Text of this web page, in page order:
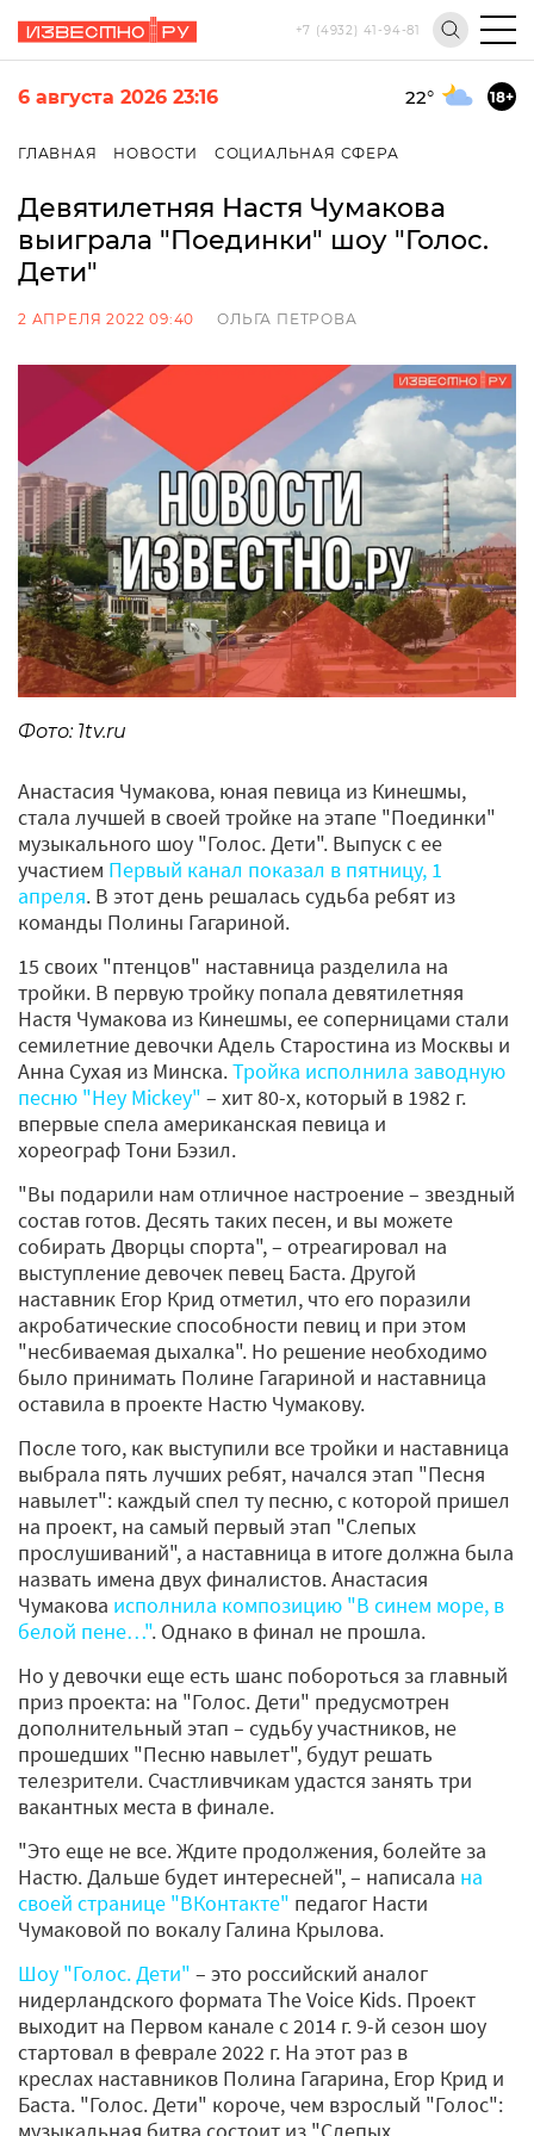
+7 (4932) 41-94-81
6 августа 2026 23:16 22° 18+
ГЛАВНАЯ НОВОСТИ СОЦИАЛЬНАЯ СФЕРА
Девятилетняя Настя Чумакова
выиграла "Поединки" шоу "Голос.
Дети"
2 АПРЕЛЯ 2022 09:40 ОЛЬГА ПЕТРОВА
Фото: 1tv.ru
Анастасия Чумакова, юная певица из Кинешмы,
стала лучшей в своей тройке на этапе "Поединки"
музыкального шоу "Голос. Дети". Выпуск с ее
участием Первый канал показал в пятницу, 1
апреля. В этот день решалась судьба ребят из
команды Полины Гагариной.
15 своих "птенцов" наставница разделила на
тройки. В первую тройку попала девятилетняя
Настя Чумакова из Кинешмы, ее соперницами стали
семилетние девочки Адель Старостина из Москвы и
Анна Сухая из Минска.Тройка исполнила заводную
песню "Hey Mickey" – хит 80-х, который в 1982 г.
впервые спела американская певица и
хореограф Тони Бэзил.
"Вы подарили нам отличное настроение – звездный
состав готов. Десять таких песен, и вы можете
собирать Дворцы спорта", – отреагировал на
выступление девочек певец Баста. Другой
наставник Егор Крид отметил, что его поразили
акробатические способности певиц и при этом
"несбиваемая дыхалка". Но решение необходимо
было принимать Полине Гагариной и наставница
оставила в проекте Настю Чумакову.
После того, как выступили все тройки и наставница
выбрала пять лучших ребят, начался этап "Песня
навылет": каждый спел ту песню, с которой пришел
на проект, на самый первый этап "Слепых
прослушиваний", а наставница в итоге должна была
назвать имена двух финалистов. Анастасия
Чумакова исполнила композицию "В синем море, в
белой пене…". Однако в финал не прошла.
Но у девочки еще есть шанс побороться за главный
приз проекта: на "Голос. Дети" предусмотрен
дополнительный этап – судьбу участников, не
прошедших "Песню навылет", будут решать
телезрители. Счастливчикам удастся занять три
вакантных места в финале.
"Это еще не все. Ждите продолжения, болейте за
Настю. Дальше будет интересней", – написала на
своей странице "ВКонтакте" педагог Насти
Чумаковой по вокалу Галина Крылова.
Шоу "Голос. Дети" – это российский аналог
нидерландского формата The Voice Kids. Проект
выходит на Первом канале с 2014 г. 9-й сезон шоу
стартовал в феврале 2022 г. На этот раз в
креслах наставников Полина Гагарина, Егор Крид и
Баста. "Голос. Дети" короче, чем взрослый "Голос":
музыкальная битва состоит из "Слепых